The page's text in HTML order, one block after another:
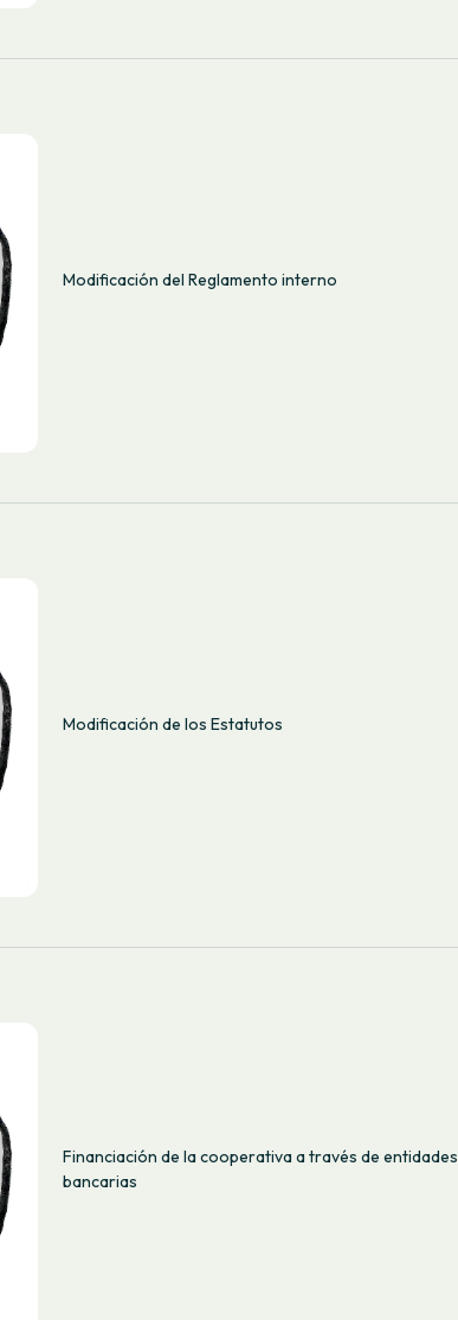
Modificación del Reglamento interno
Modificación de los Estatutos
Financiación de la cooperativa a través de entidades
bancarias